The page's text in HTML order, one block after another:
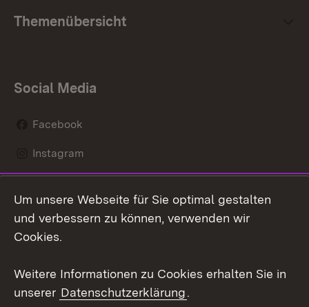
Themenübersicht
Social Media
Facebook
Instagram
Social Wall
Youtube
Kontakt
Datenschutz
Um unsere Webseite für Sie optimal gestalten
und verbessern zu können, verwenden wir
Cookies.
Weitere Informationen zu Cookies erhalten Sie in
unserer Datenschutzerklärung.